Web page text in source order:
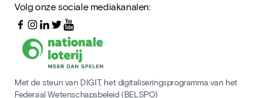
Volg onze sociale mediakanalen:
Met de steun van DIGIT, het digitaliseringsprogramma van het
Federaal Wetenschapsbeleid (BELSPO)